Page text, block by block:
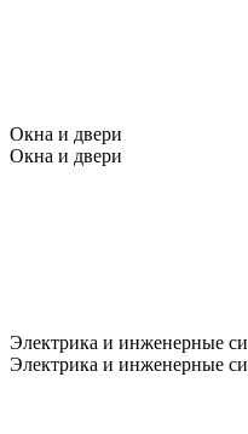
Окна и двери
Окна и двери
Электрика и инженерные
Электрика и инженерные